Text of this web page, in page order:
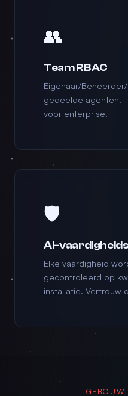
👥
Team RBAC
Eigenaar/
gedeelde agenten.
voor enterprise.
🛡️
AI-
Elke vaardigheid
gecontroleerd op
installatie. Vertrouw